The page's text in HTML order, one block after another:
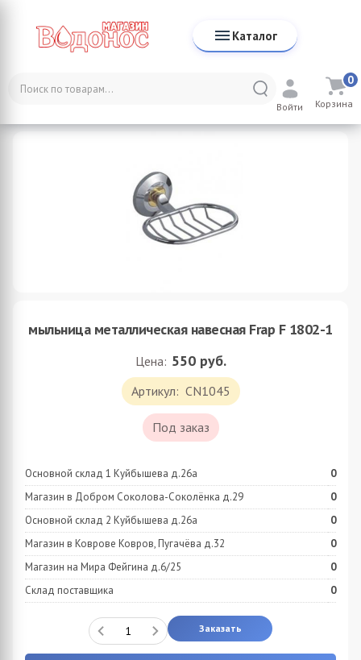
Каталог
Войти Корзина
0
Каталог Мыльницы
мыльница металлическая навесная Frap F 1802-1
Артикул: CN1045
Под заказ
Цена: 550 руб.
Основной склад 1 Куйбышева д.26а
0
Магазин в Добром Соколова-Соколёнка д.29
0
Основной склад 2 Куйбышева д.26а
0
Магазин в Коврове Ковров, Пугачёва д.32
0
Магазин на Мира Фейгина д.6/25
0
Склад поставщика
0
Заказать